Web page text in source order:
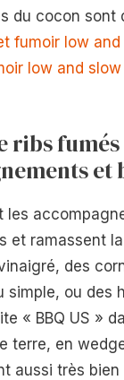
du cocon sont
fumoir low
low and
ribs fumés
et
les
et ramassent
des
simple, ou des
« BBQ US »
terre, en
aussi très